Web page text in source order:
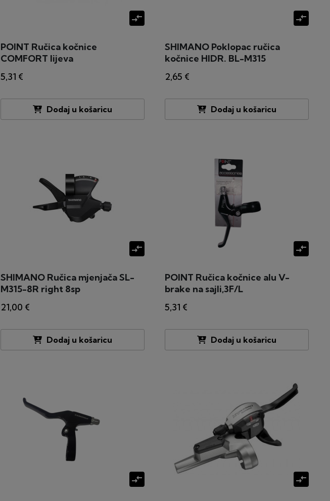
compare_arrows
POINT Ručica kočnice
COMFORT lijeva
5,31 €
Dodaj u košaricu
compare_arrows
SHIMANO Poklopac ručica
kočnice HIDR. BL-M315
2,65 €
Dodaj u košaricu
compare_arrows
SHIMANO Ručica mjenjača SL-
M315-8R right 8sp
21,00 €
Dodaj u košaricu
compare_arrows
POINT Ručica kočnice alu V-
brake na sajli,3F/L
5,31 €
Dodaj u košaricu
compare_arrows compare_arrows